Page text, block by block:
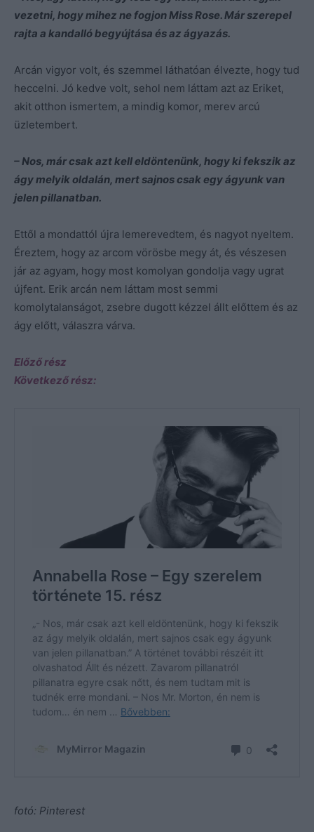
vezetni, hogy mihez ne fogjon Miss Rose. Már szerepel
rajta a kandalló begyújtása és az ágyazás.
Arcán vigyor volt, és szemmel láthatóan élvezte, hogy tud
heccelni. Jó kedve volt, sehol nem láttam azt az Eriket,
akit otthon ismertem, a mindig komor, merev arcú
üzletembert.
– Nos, már csak azt kell eldöntenünk, hogy ki fekszik az
ágy melyik oldalán, mert sajnos csak egy ágyunk van
jelen pillanatban.
Ettől a mondattól újra lemerevedtem, és nagyot nyeltem.
Éreztem, hogy az arcom vörösbe megy át, és vészesen
jár az agyam, hogy most komolyan gondolja vagy ugrat
újfent. Erik arcán nem láttam most semmi
komolytalanságot, zsebre dugott kézzel állt előttem és az
ágy előtt, válaszra várva.
Előző rész
Következő rész:
fotó: Pinterest